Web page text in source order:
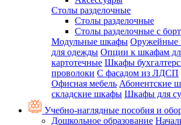
Столы разделочные
Столы разделочные
Столы разделочные с
Модульные шкафы Оружейные
для одежды Опции к шкафам
картотечные Шкафы
проволоки С фасадом из ЛДСП
Офисная мебель Абонентские
складские шкафы Шкафы для
Учебно-наглядные пособия и
Дошкольное образование